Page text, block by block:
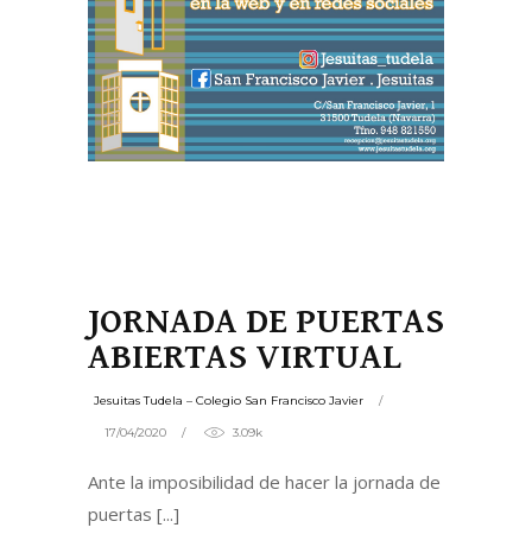
JORNADA DE PUERTAS
ABIERTAS VIRTUAL
Jesuitas Tudela – Colegio San Francisco Javier
17/04/2020 3.09k
Ante la imposibilidad de hacer la jornada de
puertas